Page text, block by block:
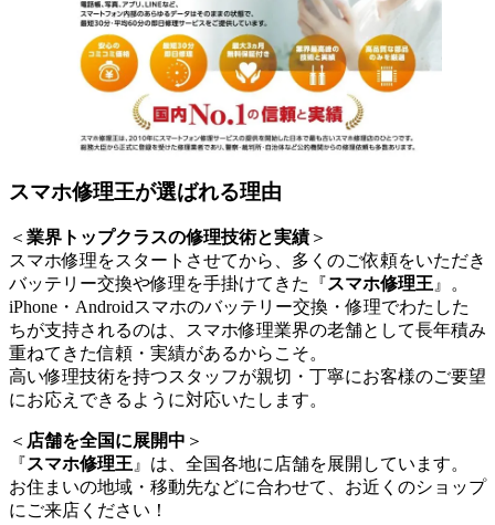
スマホ修理王が選ばれる理由
＜ 業界トップクラスの修理技術と実績 ＞
スマホ修理をスタートさせてから、多くのご依頼をいただき
バッテリー交換や修理を手掛けてきた『スマホ修理王 』。
iPhone・Androidスマホのバッテリー交換・修理でわたした
ちが支持されるのは、スマホ修理業界の老舗として長年積み
重ねてきた信頼・実績があるからこそ。
高い修理技術を持つスタッフが親切・丁寧にお客様のご要望
にお応えできるように対応いたします。
＜ 店舗を全国に展開中 ＞
『スマホ修理王 』は、全国各地に店舗を展開しています。
お住まいの地域・移動先などに合わせて、お近くのショップ
にご来店ください！